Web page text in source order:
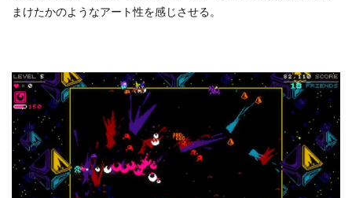
まけたかのようなアート性を感じさせる。